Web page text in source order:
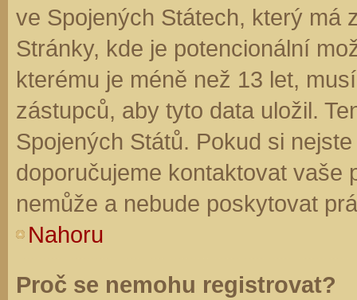
ve Spojených Státech, který má
Stránky, kde je potencionální
kterému je méně než 13 let,
zástupců, aby tyto data uložil.
Spojených Států. Pokud si
doporučujeme kontaktovat vaše
nemůže a nebude poskytovat
Nahoru
Proč se nemohu registrovat?